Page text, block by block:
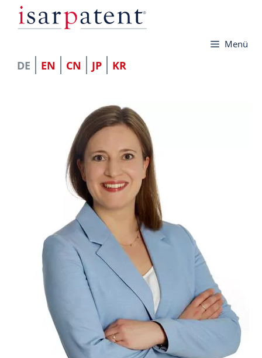
Zum
Inhalt
Menü
DE EN CN JP KR